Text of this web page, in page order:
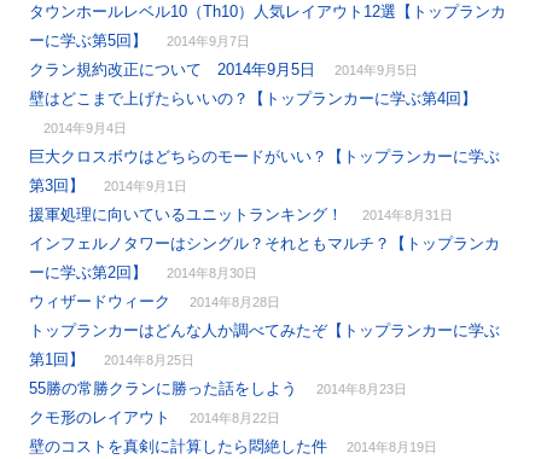
タウンホールレベル10（Th10）人気レイアウト12選【トップランカ
ーに学ぶ第5回】
2014年9月7日
クラン規約改正について 2014年9月5日 2014年9月5日
壁はどこまで上げたらいいの？【トップランカーに学ぶ第4回】
2014年9月4日
巨大クロスボウはどちらのモードがいい？【トップランカーに学ぶ
第3回】
2014年9月1日
援軍処理に向いているユニットランキング！ 2014年8月31日
インフェルノタワーはシングル？それともマルチ？【トップランカ
ーに学ぶ第2回】
2014年8月30日
ウィザードウィーク 2014年8月28日
トップランカーはどんな人か調べてみたぞ【トップランカーに学ぶ
第1回】
2014年8月25日
55勝の常勝クランに勝った話をしよう 2014年8月23日
クモ形のレイアウト 2014年8月22日
壁のコストを真剣に計算したら悶絶した件 2014年8月19日